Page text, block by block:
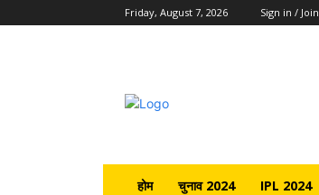
Friday, August 7, 2026 Sign in / Join
होम चुनाव 2024 IPL 2024